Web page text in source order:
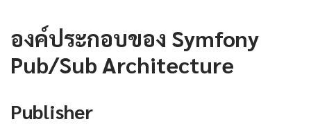
องค์ประกอบของ Symfony
Pub/Sub Architecture
Publisher